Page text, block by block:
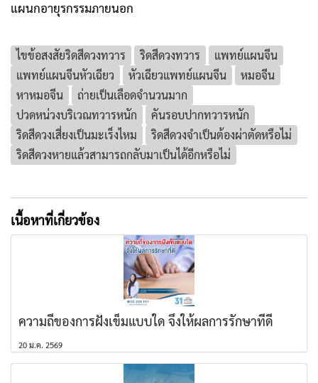
แผนกอายุรกรรมภายนอก
ไขข้อสงสัยริดสีดวงทวาร ริดสีดวงทวาร
แพทย์แผนจีน
แพทย์แผนจีนหัวเฉียว
หัวเฉียวแพทย์แผนจีน
หมอจีน
หาหมอจีน
ถ่ายเป็นเลือดจำนวนมาก
ปวดหน่วงบริเวณทวารหนัก
คันรอบปากทวารหนัก
ริดสีดวงเสี่ยงเป็นมะเร็งไหม
ริดสีดวงจำเป็นต้องผ่าตัดหรือไม่
ริดสีดวงหายแล้วสามารถกลับมาเป็นได้อีกหรือไม่
เนื้อหาที่เกี่ยวข้อง
ความถี่ของการฝังเข็มแบบใด จึงให้ผลการรักษาที่ดี
20 ม.ค. 2569